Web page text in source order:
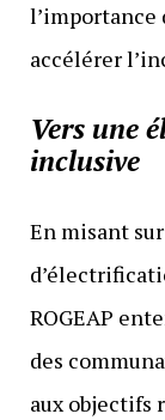
l’importance
accélérer
Vers une
inclusive
En misant
ROGEAP
des
aux objectifs